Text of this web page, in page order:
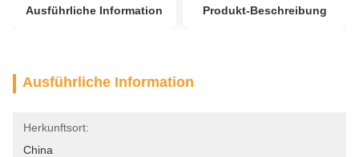
Ausführliche Information Produkt-Beschreibung
Ausführliche Information
Herkunftsort:
China